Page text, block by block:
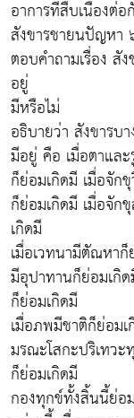
อาการที่สืบเนื่องต่อ
สังขารชายนปัญหา
ตอบคำถามเรื่อง สั
อยู่
มีหรือไม่
อธิบายว่า สังขารบ
มีอยู่ คือ เมื่อตาแ
ก็ย่อมเกิดมี เมื่อจั
ก็ย่อมเกิดมี เมื่อจัก
เกิดมี
เมื่อเวทนามีตัณหา
มีอุปาทานก็ย่อมเกิ
ก็ย่อมเกิดมี
เมื่อภพมีชาติก็ย่อม
มรณะโสกะปริเทว
ก็ย่อมเกิดมี
กองทุกข์ทั้งสิ้นนี้ย่อ